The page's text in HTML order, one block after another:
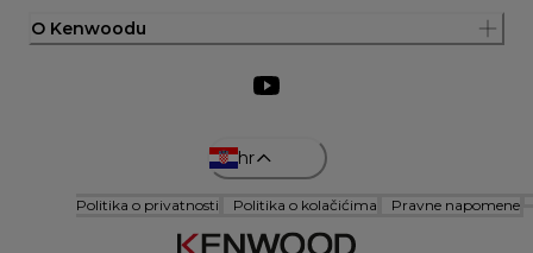
O Kenwoodu
hr
Politika o privatnosti Politika o kolačićima Pravne napomene